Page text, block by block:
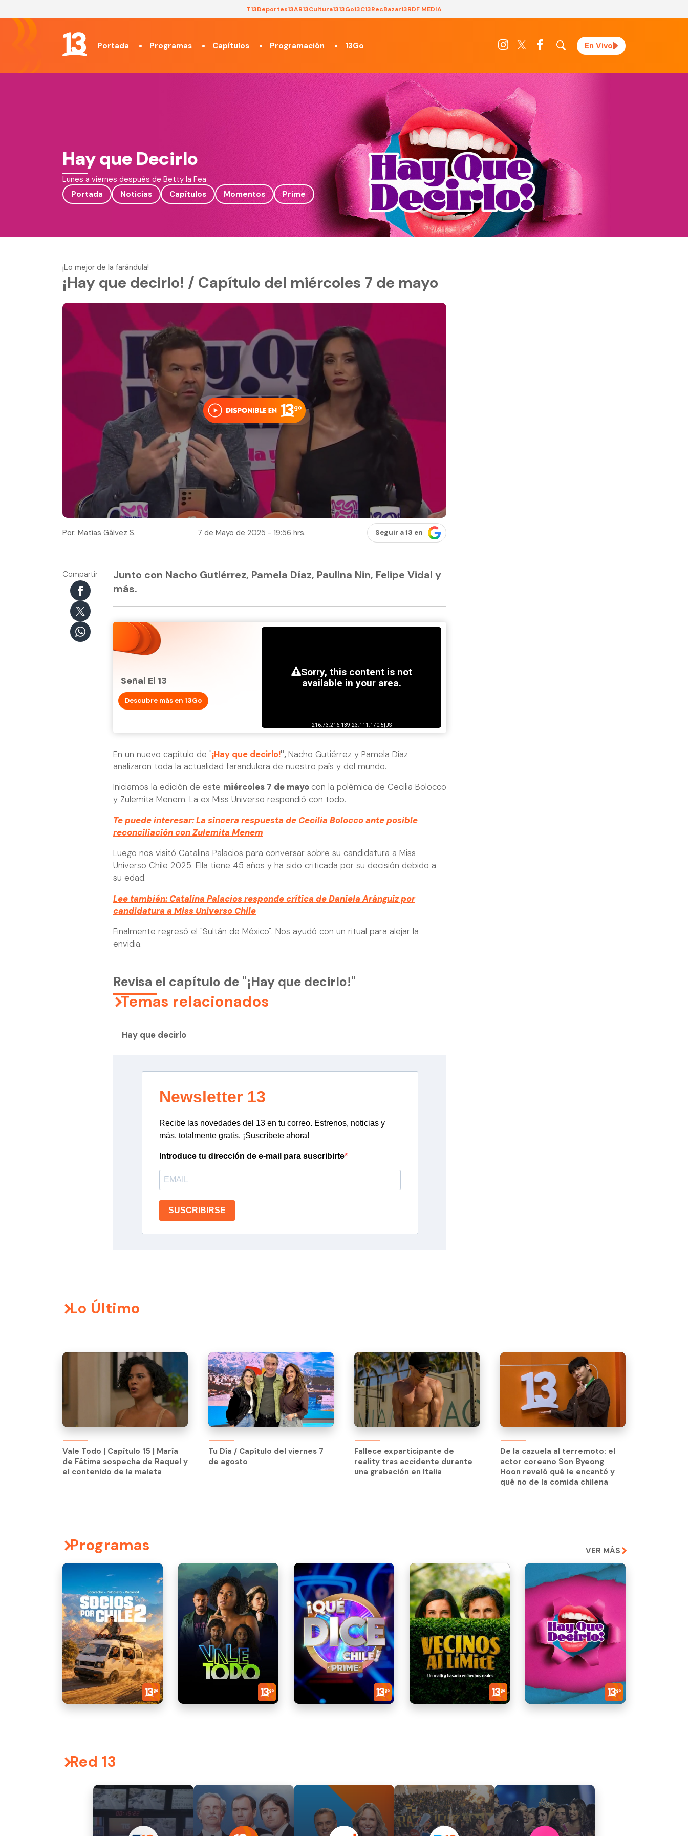
T13Deportes13AR13Cultura1313Go13C13RecBazar13RDF MEDIA
Portada Programas Capítulos Programación 13Go En Vivo
Hay que Decirlo
Lunes a viernes después de Betty la Fea
Portada
Noticias Capítulos Momentos Prime
¡Lo mejor de la farándula!
¡Hay que decirlo! / Capítulo del miércoles 7 de mayo
Por: Matías Gálvez S. 7 de Mayo de 2025 - 19:56 hrs. Seguir a 13 en
Compartir
Junto con Nacho Gutiérrez, Pamela Díaz, Paulina Nin, Felipe Vidal y
más.
Señal El 13
Descubre más en 13Go
En un nuevo capítulo de "¡Hay que decirlo!",Nacho Gutiérrez y Pamela Díaz
analizaron toda la actualidad farandulera de nuestro país y del mundo.
Iniciamos la edición de este miércoles 7 de mayocon la polémica de Cecilia Bolocco
y Zulemita Menem. La ex Miss Universo respondió con todo.
Te puede interesar: La sincera respuesta de Cecilia Bolocco ante posible
reconciliación con Zulemita Menem
Luego nos visitó Catalina Palacios para conversar sobre su candidatura a Miss
Universo Chile 2025. Ella tiene 45 años y ha sido criticada por su decisión debido a
su edad.
Lee también: Catalina Palacios responde crítica de Daniela Aránguiz por
candidatura a Miss Universo Chile
Finalmente regresó el "Sultán de México". Nos ayudó con un ritual para alejar la
envidia.
Revisa el capítulo de "¡Hay que decirlo!"
Temas relacionados
Hay que decirlo
Newsletter 13
Recibe las novedades del 13 en tu correo. Estrenos, noticias y
más, totalmente gratis. ¡Suscríbete ahora!
Introduce tu dirección de e-mail para suscribirte
SUSCRIBIRSE
Lo Último
de Fátima sospecha de Raquel y
el contenido de la maleta
Vale Todo | Capítulo 15 | María
de Fátima sospecha de Raquel y
el contenido de la maleta
de agosto
Tu Día / Capítulo del viernes 7
de agosto
Fallece exparticipante de
reality tras accidente durante
una grabación en Italia
De la cazuela al terremoto: el
actor coreano Son Byeong
Hoon reveló qué le encantó y
qué no de la comida chilena
Programas VER MÁS
Red 13